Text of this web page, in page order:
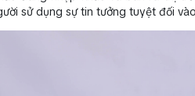
sử dụng sự tin tưởng tuyệt đối